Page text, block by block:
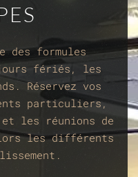
des formules
fériés, les
Réservez vos
particuliers,
et les réunions de
les différents